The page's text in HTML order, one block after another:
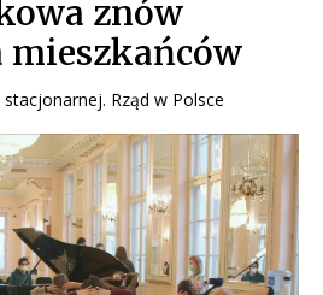
znów
Rząd w Polsce